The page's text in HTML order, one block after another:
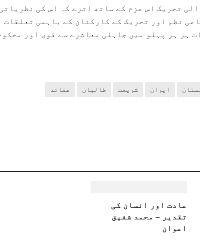
تحریک اس عزم کے ساتھ اترے کہ اس کی نظریاتی
نظم اور تحریک کے کارکنان کے باہمی تعلقات
ہر ہر پہلو میں جاہلی معاشرے سے قوی اور
ایران شریعت طالبان عقائد
عادت اور انسان کی
تقدیر – محمد شفیق
اعوان